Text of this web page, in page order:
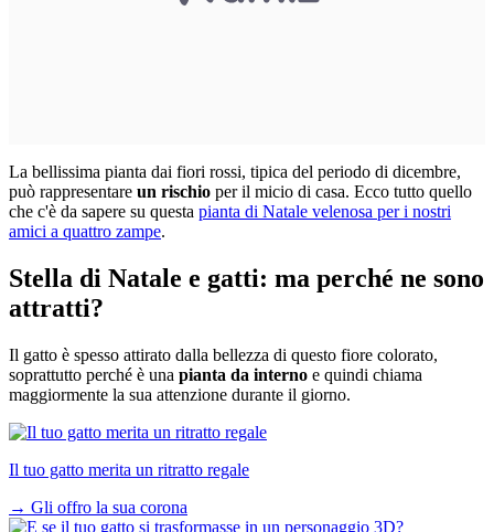
La bellissima pianta dai fiori rossi, tipica del periodo di dicembre,
può rappresentare un rischio per il micio di casa. Ecco tutto quello
che c'è da sapere su questa pianta di Natale velenosa per i nostri
amici a quattro zampe.
Stella di Natale e gatti: ma perché ne sono
attratti?
Il gatto è spesso attirato dalla bellezza di questo fiore colorato,
soprattutto perché è una pianta da interno e quindi chiama
maggiormente la sua attenzione durante il giorno.
Il tuo gatto merita un ritratto regale
→ Gli offro la sua corona